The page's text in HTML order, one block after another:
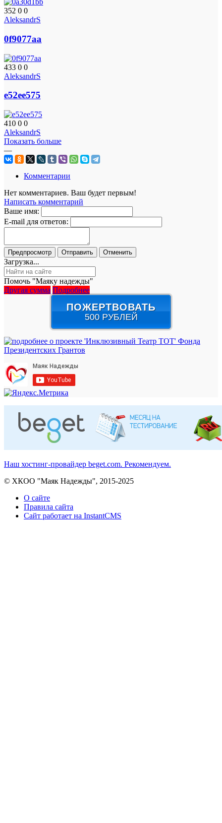
352 0 0
AleksandrS
0f9077aa
433 0 0
AleksandrS
e52ee575
410 0 0
AleksandrS
Показать больше
—
Комментарии
Нет комментариев. Ваш будет первым!
Написать комментарий
Ваше имя:
E-mail для ответов:
Загрузка...
Помочь "Маяку надежды"
Другая сумма Подробнее
ПОЖЕРТВОВАТЬ
500 РУБЛЕЙ
Наш хостинг-провайдер beget.com. Рекомендуем.
© ХКОО "Маяк Надежды", 2015-2025
О сайте
Правила сайта
Сайт работает на InstantCMS